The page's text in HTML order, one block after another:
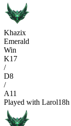
Khazix
Emerald
Win
K17
/
D8
/
A11
Played with Larol